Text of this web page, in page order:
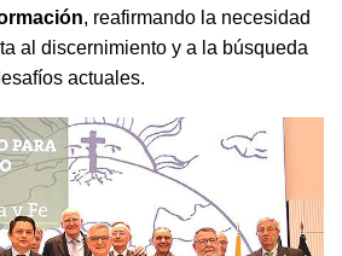
, reafirmando la necesidad
al discernimiento y a la búsqueda
actuales.